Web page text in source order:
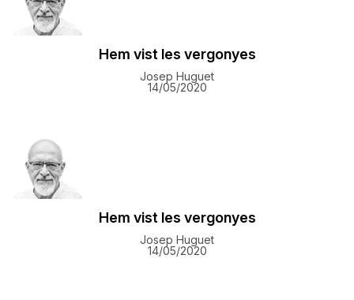
Hem vist les vergonyes
Josep Huguet
14/05/2020
Hem vist les vergonyes
Josep Huguet
14/05/2020